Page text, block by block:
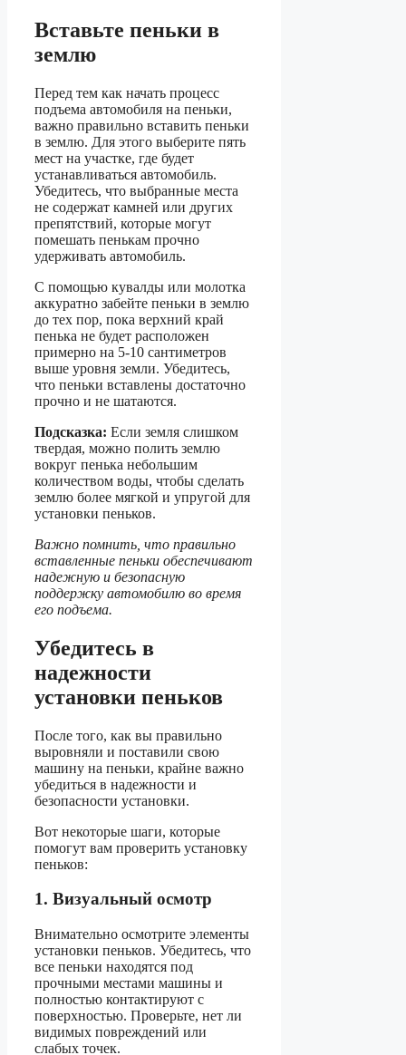
Вставьте пеньки в
землю
Перед тем как начать процесс
подъема автомобиля на пеньки,
важно правильно вставить пеньки
в землю. Для этого выберите пять
мест на участке, где будет
устанавливаться автомобиль.
Убедитесь, что выбранные места
не содержат камней или других
препятствий, которые могут
помешать пенькам прочно
удерживать автомобиль.
С помощью кувалды или молотка
аккуратно забейте пеньки в землю
до тех пор, пока верхний край
пенька не будет расположен
примерно на 5-10 сантиметров
выше уровня земли. Убедитесь,
что пеньки вставлены достаточно
прочно и не шатаются.
Подсказка: Если земля слишком
твердая, можно полить землю
вокруг пенька небольшим
количеством воды, чтобы сделать
землю более мягкой и упругой для
установки пеньков.
Важно помнить, что правильно
вставленные пеньки обеспечивают
надежную и безопасную
поддержку автомобилю во время
его подъема.
Убедитесь в
надежности
установки пеньков
После того, как вы правильно
выровняли и поставили свою
машину на пеньки, крайне важно
убедиться в надежности и
безопасности установки.
Вот некоторые шаги, которые
помогут вам проверить установку
пеньков:
1. Визуальный осмотр
Внимательно осмотрите элементы
установки пеньков. Убедитесь, что
все пеньки находятся под
прочными местами машины и
полностью контактируют с
поверхностью. Проверьте, нет ли
видимых повреждений или
слабых точек.